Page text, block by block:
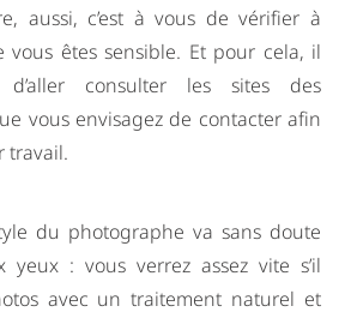
aussi, c’est à vous de vérifier à
vous êtes sensible. Et pour cela, il
consulter les sites des
vous envisagez de contacter afin
travail.
du photographe va sans doute
yeux : vous verrez assez vite s’il
avec un traitement naturel et